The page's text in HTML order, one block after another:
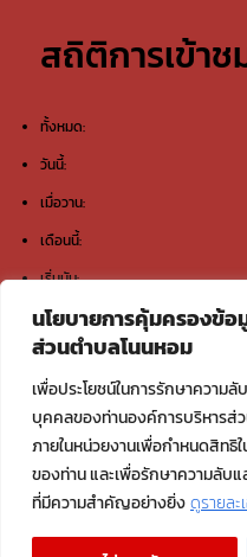
นโยบายการคุ้มครองข้
ส่วนตำบลโนนหอม
เพื่อประโยชน์ในการรักษาควา
บุคคลของท่านองค์การบริหารส่
ภายในหน่วยงานเพื่อกำหนดสิทธิ
ของท่าน และเพื่อรักษาความลับ
ที่มีความสำคัญอย่างยิ่งดูรายละ
สถิติการเข้าช
ทั้งหมด:
วันนี้:
เมื่อวาน:
เดือนนี้:
เริ่มนับ:
@องค์การบริหารส่วนต
สกลนคร จ
Email :
Copyright © 2026 องค์การบริ